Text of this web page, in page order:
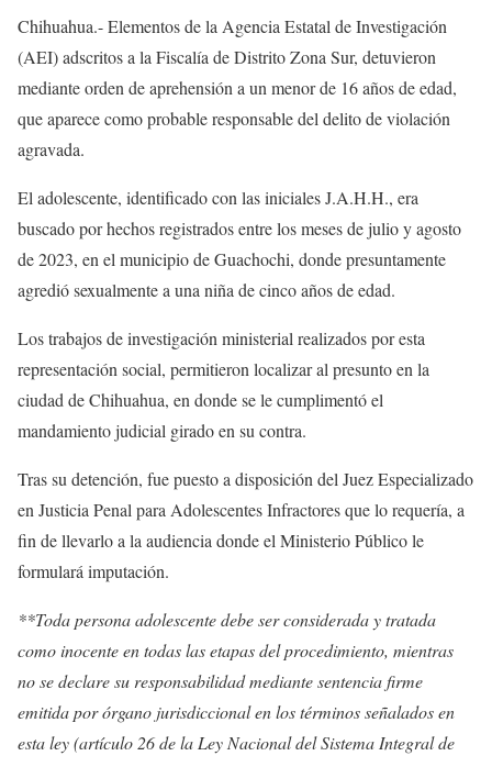
Chihuahua.- Elementos de la Agencia Estatal de Investigación
(AEI) adscritos a la Fiscalía de Distrito Zona Sur, detuvieron
mediante orden de aprehensión a un menor de 16 años de edad,
que aparece como probable responsable del delito de violación
agravada.
El adolescente, identificado con las iniciales J.A.H.H., era
buscado por hechos registrados entre los meses de julio y agosto
de 2023, en el municipio de Guachochi, donde presuntamente
agredió sexualmente a una niña de cinco años de edad.
Los trabajos de investigación ministerial realizados por esta
representación social, permitieron localizar al presunto en la
ciudad de Chihuahua, en donde se le cumplimentó el
mandamiento judicial girado en su contra.
Tras su detención, fue puesto a disposición del Juez Especializado
en Justicia Penal para Adolescentes Infractores que lo requería, a
fin de llevarlo a la audiencia donde el Ministerio Público le
formulará imputación.
**Toda persona adolescente debe ser considerada y tratada
como inocente en todas las etapas del procedimiento, mientras
no se declare su responsabilidad mediante sentencia firme
emitida por órgano jurisdiccional en los términos señalados en
esta ley (artículo 26 de la Ley Nacional del Sistema Integral de